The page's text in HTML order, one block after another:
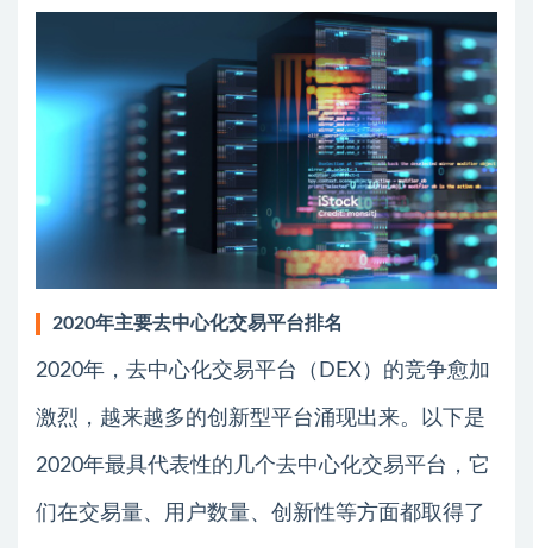
2020年主要去中心化交易平台排名
2020年，去中心化交易平台（DEX）的竞争愈加
激烈，越来越多的创新型平台涌现出来。以下是
2020年最具代表性的几个去中心化交易平台，它
们在交易量、用户数量、创新性等方面都取得了